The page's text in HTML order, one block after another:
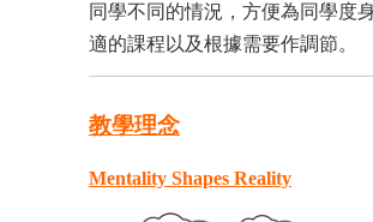
同學不同的情況，方便為同學度
適的課程以及根據需要作調節。
教學理念
Mentality Shapes Reality